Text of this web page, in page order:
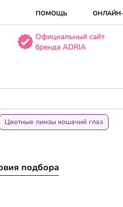
ПОМОЩЬ
Официальный сайт
бренда ADRIA
Цветные линзы кошачий глаз
подбора